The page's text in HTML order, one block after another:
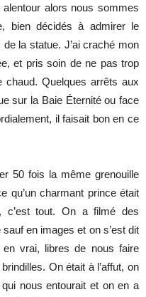
alentour alors nous sommes
bien décidés à admirer le
la statue. J’ai craché mon
et pris soin de ne pas trop
Quelques arrêts aux
sur la Baie Éternité ou face
il faisait bon en ce
50 fois la même grenouille
qu’un charmant prince était
c’est tout. On a filmé des
en images et on s’est dit
en vrai, libres de nous faire
On était à l’affut, on
nous entourait et on en a